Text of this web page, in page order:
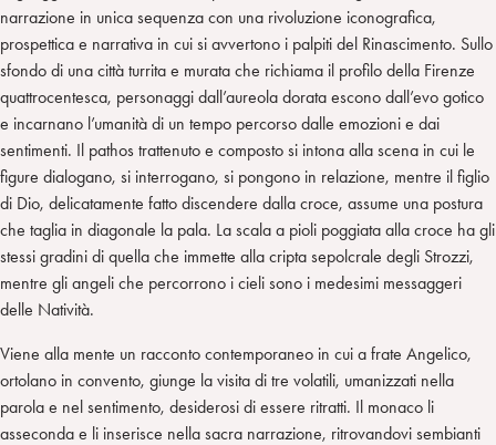
narrazione in unica sequenza con una rivoluzione iconografica,
prospettica e narrativa in cui si avvertono i palpiti del Rinascimento. Sullo
sfondo di una città turrita e murata che richiama il profilo della Firenze
quattrocentesca, personaggi dall’aureola dorata escono dall’evo gotico
e incarnano l’umanità di un tempo percorso dalle emozioni e dai
sentimenti. Il pathos trattenuto e composto si intona alla scena in cui le
figure dialogano, si interrogano, si pongono in relazione, mentre il figlio
di Dio, delicatamente fatto discendere dalla croce, assume una postura
che taglia in diagonale la pala. La scala a pioli poggiata alla croce ha gli
stessi gradini di quella che immette alla cripta sepolcrale degli Strozzi,
mentre gli angeli che percorrono i cieli sono i medesimi messaggeri
delle Natività.
Viene alla mente un racconto contemporaneo in cui a frate Angelico,
ortolano in convento, giunge la visita di tre volatili, umanizzati nella
parola e nel sentimento, desiderosi di essere ritratti. Il monaco li
asseconda e li inserisce nella sacra narrazione, ritrovandovi sembianti